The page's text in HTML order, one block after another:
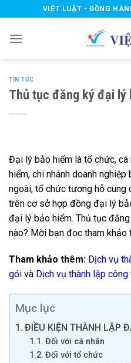
to
content
VIỆT LUẬT - ĐỒNG
TIN TỨC
Thủ tục đăng ký đại lý
Đại lý bảo hiểm là tổ chức,
hiểm, chi nhánh doanh
ngoài, tổ chức tương hỗ cung
trên cơ sở hợp đồng đại lý
đại lý bảo hiểm. Thủ tục
nào? Mời bạn đọc tham khảo
Tham khảo thêm: Dịch vụ
gói và Dịch vụ thành lập
Mục lục
ĐIỀU KIỆN THÀNH LẬP
Đối với cá nhân
Đối với tổ chức